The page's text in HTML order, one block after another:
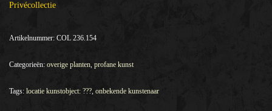
Privécollectie
Artikelnummer: COL 236.154
Categorieën: overige planten, profane kunst
Tags: locatie kunstobject: ???, onbekende kunstenaar